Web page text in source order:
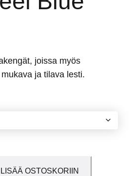
joissa myös
ja tilava lesti.
LISÄÄ OSTOSKORIIN